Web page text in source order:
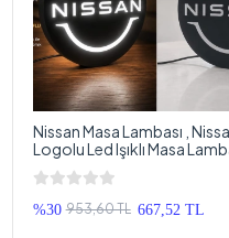
Nissan Masa Lambası ,
Logolu Led Işıklı Masa
Nissan Gündüz Gece Masa
Lambası
%30 953,60 TL 667,52 TL